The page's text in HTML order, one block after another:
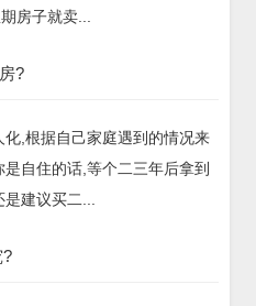
房子就卖...
?
,根据自己家庭遇到的情况来
自住的话,等个二三年后拿到
建议买二...
?